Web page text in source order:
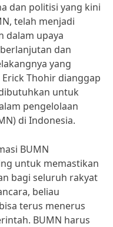
dan politisi yang kini
telah menjadi
dalam upaya
dan
yang
Thohir dianggap
untuk
pengelolaan
di Indonesia.
BUMN
untuk memastikan
bagi seluruh rakyat
beliau
terus menerus
BUMN harus